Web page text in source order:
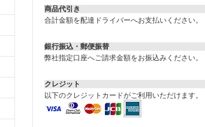
商品代引き
合計金額を配達ドライバーへお支払いください。
銀行振込・郵便振替
弊社指定口座へご請求金額をお振込みください。
クレジット
以下のクレジットカードがご利用いただけます。